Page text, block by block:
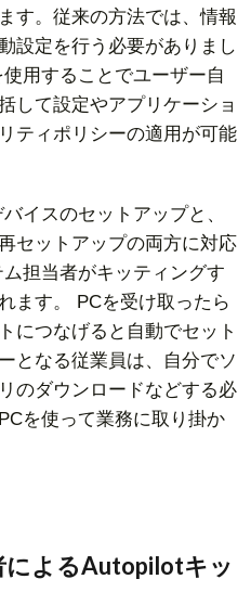
す。従来の方法では、情報
設定を行う必要がありまし
用することでユーザー自
して設定やアプリケーショ
ティポリシーの適用が可能
イスのセットアップと、
セットアップの両方に対応
担当者がキッティングす
ます。 PCを受け取ったら
につなげると自動でセット
となる従業員は、自分でソ
のダウンロードなどする必
を使って業務に取り掛か
によるAutopilotキッ